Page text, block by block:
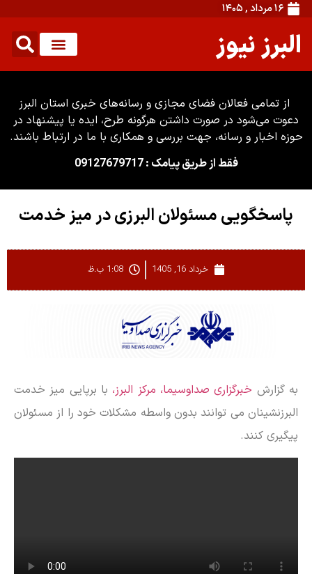
۱۶ مرداد , ۱۴۰۵
البرز نیوز
از تمامی فعالان فضای مجازی و رسانه‌های خبری استان البرز
دعوت می‌شود در صورت داشتن هرگونه طرح، ایده یا پیشنهاد در
حوزه اخبار و رسانه، جهت بررسی و همکاری با ما در ارتباط باشند.
فقط از طریق پیامک : 09127679717
پاسخگویی مسئولان البرزی در میز خدمت
خرداد 16, 1405 1:08 ب.ظ
به گزارش خبرگزاری صداوسیما، مرکز البرز، با برپایی میز خدمت
البرزنشینان می توانند بدون واسطه مشکلات خود را از مسئولان
پیگیری کنند.